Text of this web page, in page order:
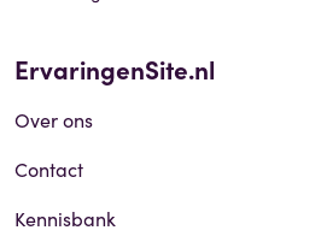
ErvaringenSite.nl
Over ons
Contact
Kennisbank